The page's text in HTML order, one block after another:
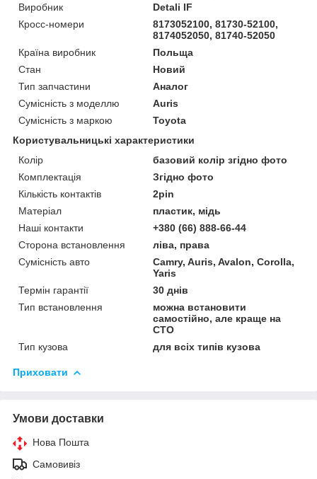
Виробник
Detali IF
Кросс-номери
8173052100, 81730-52100,
8174052050, 81740-52050
Країна виробник
Польща
Стан
Новий
Тип запчастини
Аналог
Сумісність з моделлю
Auris
Сумісність з маркою
Toyota
Користувальницькі характеристики
Колір
базовий колір згідно фото
Комплектація
Згідно фото
Кількість контактів
2pin
Матеріал
пластик, мідь
Наші контакти
+380 (66) 888-66-44
Сторона встановлення
ліва, права
Сумісність авто
Camry, Auris, Avalon, Corolla,
Yaris
Термін гарантії
30 днів
Тип встановлення
можна встановити
самостійно, але краще на
СТО
Тип кузова
для всіх типів кузова
Приховати
Умови доставки
Нова Пошта
Самовивіз